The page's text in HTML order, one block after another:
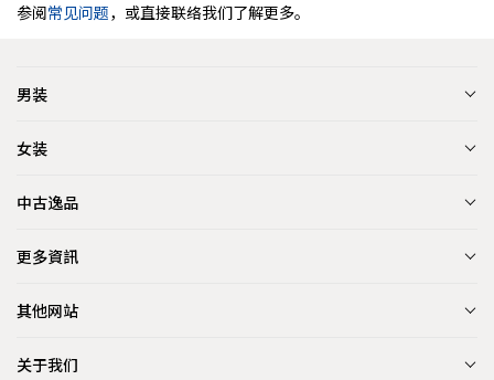
参阅常见问题，或直接联络我们了解更多。
男装
女装
中古逸品
更多資訊
其他网站
关于我们